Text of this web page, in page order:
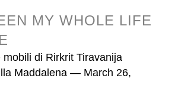
MY WHOLE LIFE
mobili di Rirkrit Tiravanija
Maddalena — March 26,